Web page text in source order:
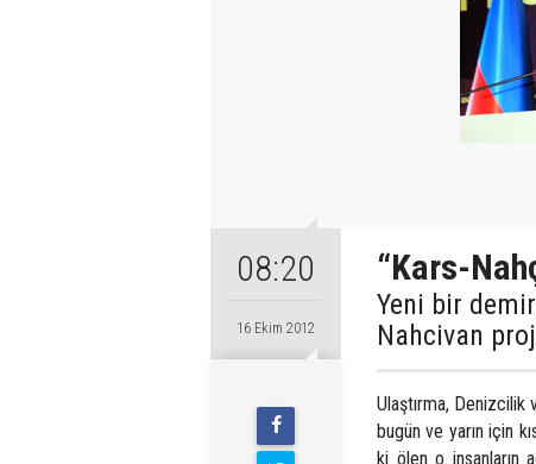
08:20
16 Ekim 2012
“Kars-
Yeni bir
Nahcivan
Ulaştırma, Denizcilik
bugün ve yarın için
ki ölen o insanların